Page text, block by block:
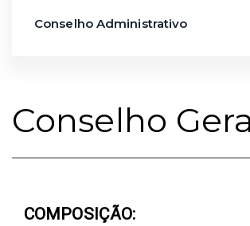
Conselho Administrativo
Conselho
COMPOSIÇÃO: